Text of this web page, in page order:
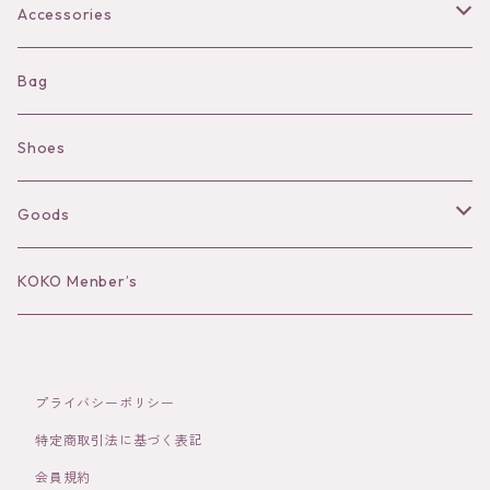
Bra
Shorts
Camisole
Long sleeve
Accessories
Necklace
Pierce/Earring
Ear Cuff
Bracelet／Bangle
Brooch
Hair Accessories
Bag
Shoes
Goods
Hat
Socks
KOKO Menber’s
プライバシーポリシー
特定商取引法に基づく表記
会員規約